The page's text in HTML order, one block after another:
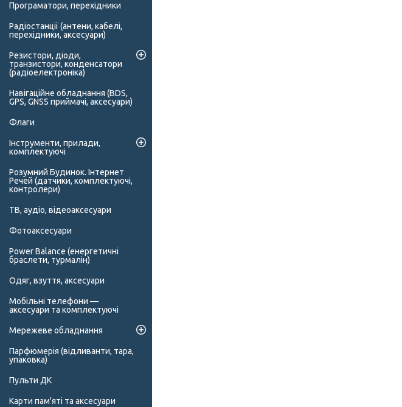
Програматори, перехідники
Радіостанції (антени, кабелі,
перехідники, аксесуари)
Резистори, діоди,
транзистори, конденсатори
(радіоелектроніка)
Навігаційне обладнання (BDS,
GPS, GNSS приймачі, аксесуари)
Флаги
Інструменти, прилади,
комплектуючі
Розумний Будинок. Інтернет
Речей (датчики, комплектуючі,
контролери)
ТВ, аудіо, відеоаксесуари
Фотоаксесуари
Power Balance (енергетичні
браслети, турмалін)
Одяг, взуття, аксесуари
Мобільні телефони —
аксесуари та комплектуючі
Мережеве обладнання
Парфюмерія (відливанти, тара,
упаковка)
Пульти ДК
Карти пам'яті та аксесуари